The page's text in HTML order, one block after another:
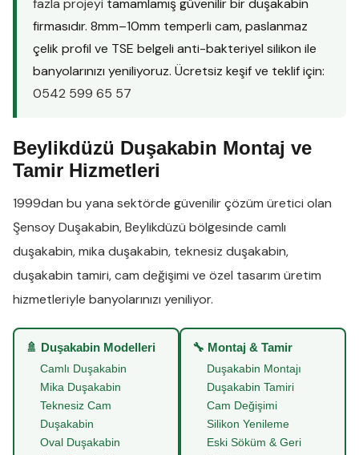
fazla projeyi tamamlamış güvenilir bir duşakabin
firmasıdır. 8mm–10mm temperli cam, paslanmaz
çelik profil ve TSE belgeli anti-bakteriyel silikon ile
banyolarınızı yeniliyoruz. Ücretsiz keşif ve teklif için:
0542 599 65 57
Beylikdüzü Duşakabin Montaj ve
Tamir Hizmetleri
1999dan bu yana sektörde güvenilir çözüm üretici olan
Şensoy Duşakabin,Beylikdüzü bölgesinde camlı
duşakabin,mika duşakabin, teknesiz duşakabin,
duşakabin tamiri,cam değişimi ve özel tasarım üretim
hizmetleriyle banyolarınızı yeniliyor.
🚿 Duşakabin Modelleri
Camlı Duşakabin
Mika Duşakabin
Teknesiz Cam
Duşakabin
Oval Duşakabin
🔧 Montaj & Tamir
Duşakabin Montajı
Duşakabin Tamiri
Cam Değişimi
Silikon Yenileme
Eski Söküm & Geri